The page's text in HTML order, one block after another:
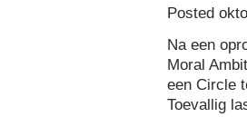
Posted
Na een
Moral
een Circle
Toevallig